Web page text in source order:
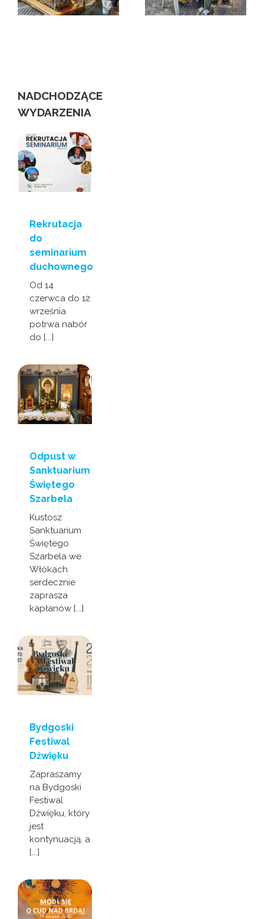
serca
wystawa o
matce Czackiej i
NADCHODZĄCE
WYDARZENIA
Rekrutacja
do
seminarium
duchownego
Od 14
czerwca do 12
września
potrwa nabór
do [...]
Odpust w
Sanktuarium
Świętego
Szarbela
Kustosz
Sanktuarium
Świętego
Szarbela we
Włókach
serdecznie
zaprasza
kapłanów [...]
Bydgoski
Festiwal
Dźwięku
Zapraszamy
na Bydgoski
Festiwal
Dźwięku, który
jest
kontynuacją, a
[...]